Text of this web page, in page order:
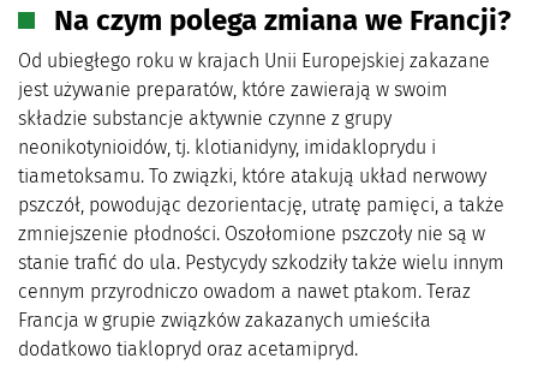
Na czym polega zmiana we Francji?
Od ubiegłego roku w krajach Unii Europejskiej zakazane
jest używanie preparatów, które zawierają w swoim
składzie substancje aktywnie czynne z grupy
neonikotynioidów, tj. klotianidyny, imidakloprydu i
tiametoksamu. To związki, które atakują układ nerwowy
pszczół, powodując dezorientację, utratę pamięci, a także
zmniejszenie płodności. Oszołomione pszczoły nie są w
stanie trafić do ula. Pestycydy szkodziły także wielu innym
cennym przyrodniczo owadom a nawet ptakom. Teraz
Francja w grupie związków zakazanych umieściła
dodatkowo tiaklopryd oraz acetamipryd.